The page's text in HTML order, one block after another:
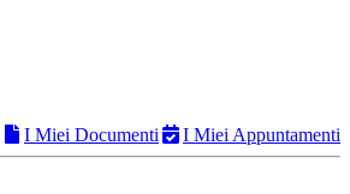
I Miei Documenti I Miei Appuntamenti